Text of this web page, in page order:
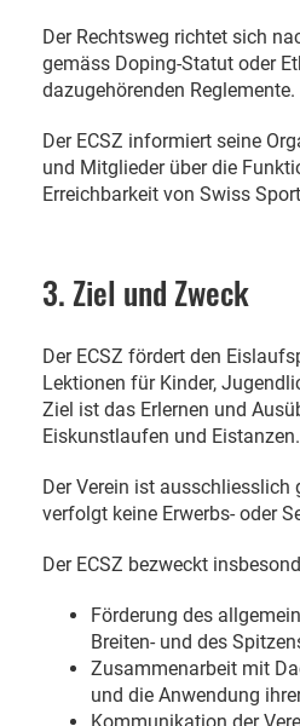
Der Rechtsweg richtet sich
gemäss Doping-Statut oder
dazugehörenden Reglemente.
Der ECSZ informiert seine
und Mitglieder über die
Erreichbarkeit von Swiss
3. Ziel und Zweck
Der ECSZ fördert den
Lektionen für Kinder,
Ziel ist das Erlernen und
Eiskunstlaufen und Eistanzen.
Der Verein ist
verfolgt keine Erwerbs- oder
Der ECSZ bezweckt
Förderung des
Breiten- und des
Zusammenarbeit mit
und die Anwendung